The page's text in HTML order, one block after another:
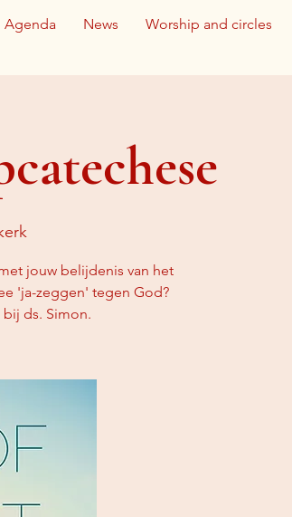
Agenda News Worship and circles
jouw belijdenis van het
'ja-zeggen' tegen God?
ds. Simon.